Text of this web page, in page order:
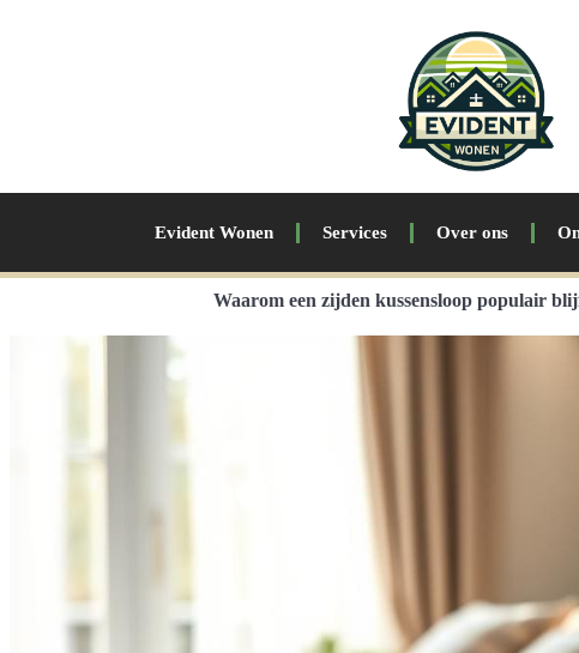
Evident Wonen Services Over ons
Waarom een zijden kussensloop populair